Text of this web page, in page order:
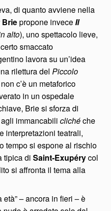
di quanto avviene nella
Briepropone inveceIl
alto), uno spettacolo lieve,
smaccato
lavora su un’idea
rilettura del Piccolo
c’è un metaforico
in un ospedale
Brie si sforza di
immancabili clichéche
interpretazioni teatrali,
tempo si espone al rischio
tipica di Saint-Exupérycol
si affronta il tema alla
– ancora in fieri – è